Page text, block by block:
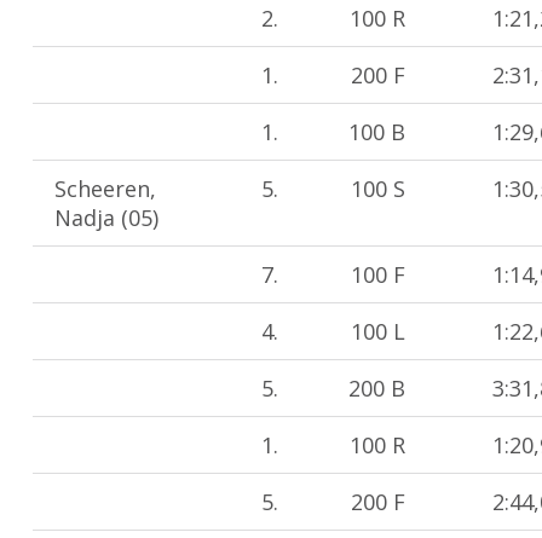
2.
100 R
1.
200 F
1.
100 B
Scheeren,
Nadja (05)
5. 100 S
7. 100 F
4.
100 L
5.
200 B
1.
100 R
5.
200 F